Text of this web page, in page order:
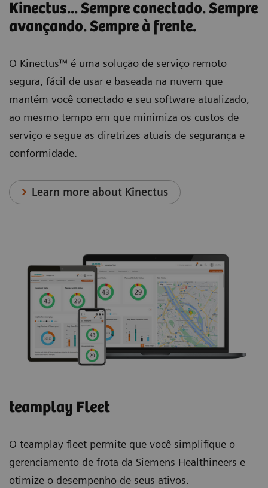
Kinectus... Sempre conectado. Sempre
avançando. Sempre à frente.
O Kinectus™ é uma solução de serviço remoto
segura, fácil de usar e baseada na nuvem que
mantém você conectado e seu software atualizado,
ao mesmo tempo em que minimiza os custos de
serviço e segue as diretrizes atuais de segurança e
conformidade.
Learn more about Kinectus
teamplay Fleet
O teamplay fleet permite que você simplifique o
gerenciamento de frota da Siemens Healthineers e
otimize o desempenho de seus ativos.